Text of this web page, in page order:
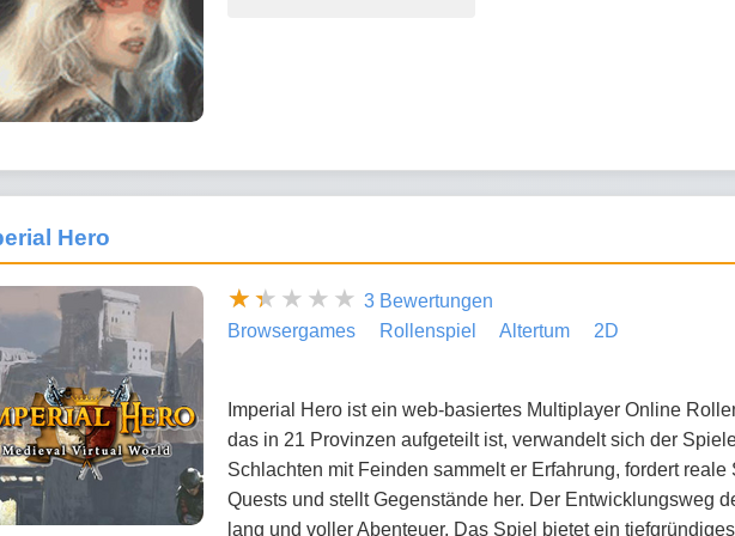
Hero
3 Bewertungen
Browsergames
Rollenspiel Altertum 2D
Imperial Hero ist ein web-basiertes Multiplayer Online
das in 21 Provinzen aufgeteilt ist, verwandelt sich der
Schlachten mit Feinden sammelt er Erfahrung, fordert
Quests und stellt Gegenstände her. Der Entwicklungsweg
lang und voller Abenteuer. Das Spiel bietet ein